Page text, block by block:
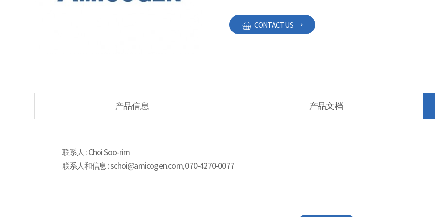
CONTACT US
产品信息 产品文档
联系人 : Choi Soo-rim
联系人和信息 : schoi@amicogen.com, 070-4270-0077